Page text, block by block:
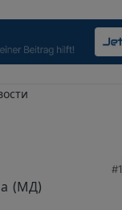
#1
(МД)